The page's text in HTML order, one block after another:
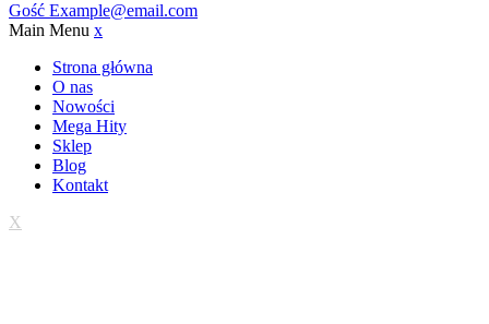
Gość Example@email.com
Main Menu x
Strona główna
O nas
Nowości
Mega Hity
Sklep
Blog
Kontakt
X